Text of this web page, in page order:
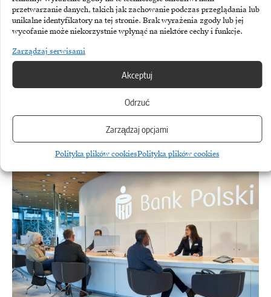
przetwarzanie danych, takich jak zachowanie podczas przeglądania lub
unikalne identyfikatory na tej stronie. Brak wyrażenia zgody lub jej
wycofanie może niekorzystnie wpłynąć na niektóre cechy i funkcje.
Zarządzaj serwisami
Akceptuj
Odrzuć
Zarządzaj opcjami
Polityka plików cookiesPolityka plików cookies
Pokolenie Z szuka pracy inaczej, niż sądzą firmy